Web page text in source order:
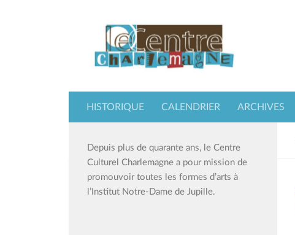
HISTORIQUE CALENDRIER ARCHIVES
Depuis plus de quarante ans, le Centre
Culturel Charlemagne a pour mission de
promouvoir toutes les formes d’arts à
l’Institut Notre-Dame de Jupille.